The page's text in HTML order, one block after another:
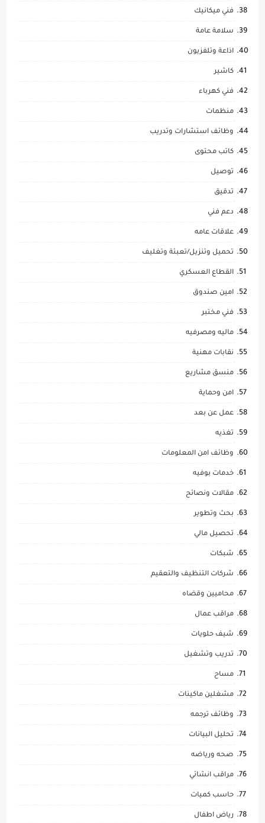
فني ميكانيك
سلامة عامة
اذاعة وتلفزيون
كاشير
فني كهرباء
منظمات
وظائف استشارات وتدريب
كاتب محتوى
توصيل
تدقيق
دعم فني
علاقات عامه
تحميل وتنزيل/تعبئة وتغليف
القطاع العسكري
امين صندوق
فني مختبر
ماليه ومصرفيه
نقابات مهنية
منسق مشاريع
امن وحماية
عمل عن بعد
تغذيه
وظائف امن المعلومات
خدمات بوفيه
مقالات ونصائح
بحث وتطوير
تحصيل مالي
شبكات
شركات التنظيف والتعقيم
محاميين وقضاه
مراقب عمال
شيف حلويات
تدريب وتشغيل
مساح
مشغلين ماكينات
وظائف ترجمه
تحليل البيانات
صحه ورياضه
مراقب انشائي
حاسب كميات
رياض اطفال